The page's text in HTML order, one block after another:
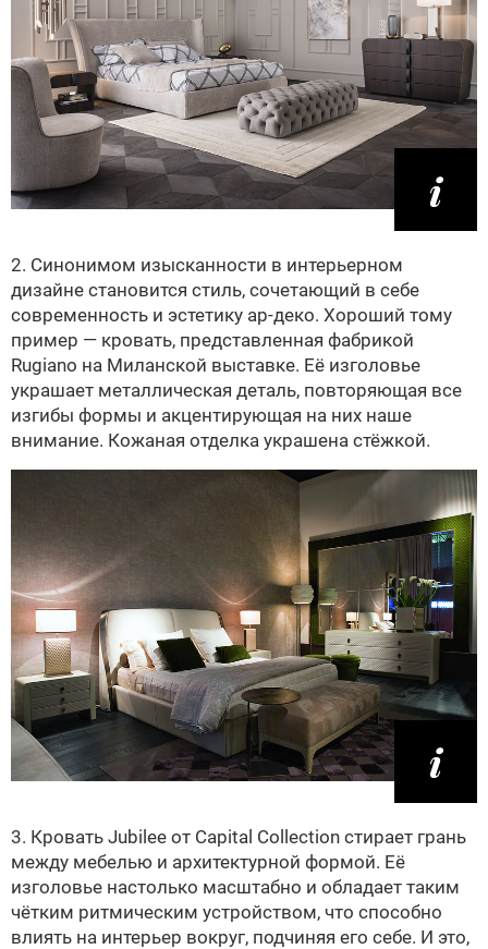
2. Синонимом изысканности в интерьерном
дизайне становится стиль, сочетающий в себе
современность и эстетику ар-деко. Хороший тому
пример — кровать, представленная фабрикой
Rugiano на Миланской выставке. Её изголовье
украшает металлическая деталь, повторяющая все
изгибы формы и акцентирующая на них наше
внимание. Кожаная отделка украшена стёжкой.
3. Кровать Jubilee от Capital Collection стирает грань
между мебелью и архитектурной формой. Её
изголовье настолько масштабно и обладает таким
чётким ритмическим устройством, что способно
влиять на интерьер вокруг, подчиняя его себе. И это,